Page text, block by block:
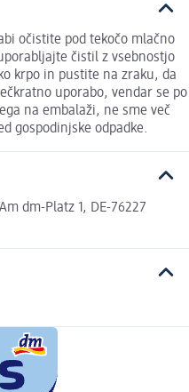
očistite pod tekočo mlačno
čistil z vsebnostjo
krpo in pustite na zraku, da
uporabo, vendar se po
na embalaži, ne sme več
gospodinjske odpadke.
dm-Platz 1, DE-76227